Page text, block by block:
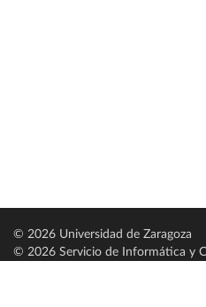
© 2026 Universidad de Zaragoza
© 2026 Servicio de Informática y